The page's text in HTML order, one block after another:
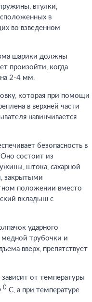
втулки,
в
во взведенном
шарики должны
произойти, когда
на 2-4 мм.
которая при помощи
в верхней части
навинчивается
безопасность в
состоит из
штока, сахарной
закрытыми
положении вместо
вкладыш с
ударного
медной трубочки и
вверх, препятствует
от температуры
0 С, а при температуре